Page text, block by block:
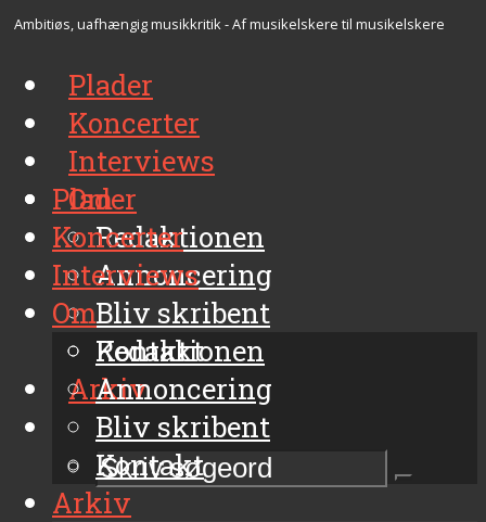
Ambitiøs, uafhængig musikkritik - Af musikelskere til musikelskere
Plader
Koncerter
Interviews
Om
Redaktionen
Annoncering
Bliv skribent
Kontakt
Arkiv
Plader
Koncerter
Interviews
Om
Redaktionen
Annoncering
Bliv skribent
Kontakt
Arkiv